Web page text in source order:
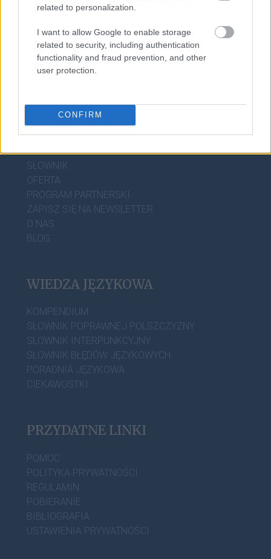
related to personalization.
I want to allow Google to enable storage
related to security, including authentication
functionality and fraud prevention, and other
user protection.
CONFIRM
DOBRY SŁOWNIK
SŁOWNIK
OFERTA
PROGRAM PARTNERSKI
ZAPISZ SIĘ NA NEWSLETTER
O NAS
BLOG
WIEDZA JĘZYKOWA
KOMPENDIUM
SŁOWNIK POPRAWNEJ POLSZCZYZNY
SŁOWNIK INTERPUNKCYJNY
SŁOWNIK BŁĘDÓW JĘZYKOWYCH
PORADNIA JĘZYKOWA
CIEKAWOSTKI
PRZYDATNE LINKI
POMOC
POLITYKA PRYWATNOŚCI
REGULAMIN
POBIERANIE
BIBLIOGRAFIA
USTAWIENIA PRYWATNOŚCI